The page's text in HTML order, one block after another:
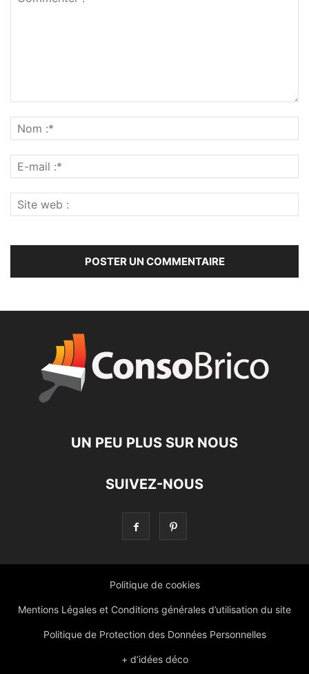
UN PEU PLUS SUR NOUS
SUIVEZ-NOUS
Politique de cookies
Mentions Légales et Conditions générales d’utilisation du site
Politique de Protection des Données Personnelles
+ d’idées déco